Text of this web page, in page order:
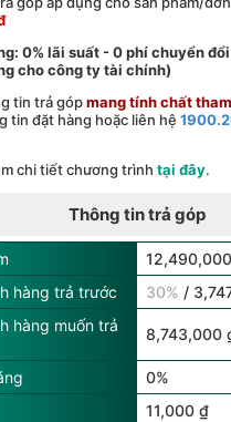
0% lãi suất - 0 phí chuyển
cho công ty tài chính)
tin trả gópmang tính chất
tin đặt hàng hoặc liên hệ
chi tiết chương trình tại đây.
Thông tin trả góp
hàng trả trước
30% /
hàng muốn trả
8,743,000
0%
11,000 ₫